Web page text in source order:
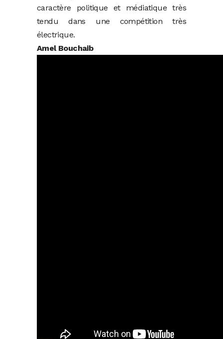
caractère politique et médiatique très
tendu dans une compétition très
électrique.
Amel Bouchaib